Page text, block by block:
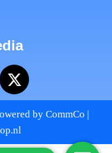
by CommCo |